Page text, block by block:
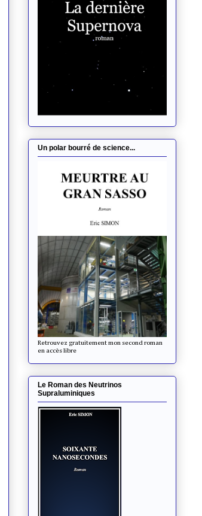
Un polar bourré de science...
Retrouvez gratuitement mon second roman
en accès libre
Le Roman des Neutrinos
Supraluminiques